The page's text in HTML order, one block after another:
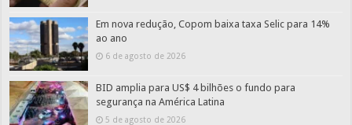
Em nova redução, Copom baixa taxa Selic para 14%
ao ano
6 de agosto de 2026
BID amplia para US$ 4 bilhões o fundo para
segurança na América Latina
5 de agosto de 2026